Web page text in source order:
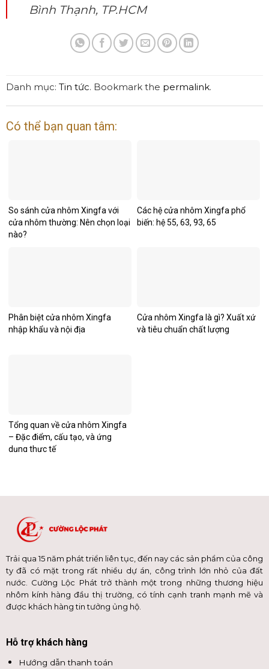
Bình Thạnh, TP.HCM
Danh mục: Tin tức. Bookmark the permalink.
Có thể bạn quan tâm:
So sánh cửa nhôm Xingfa với
cửa nhôm thường: Nên chọn loại
nào?
Các hệ cửa nhôm Xingfa phổ
biến: hệ 55, 63, 93, 65
Phân biệt cửa nhôm Xingfa
nhập khẩu và nội địa
Cửa nhôm Xingfa là gì? Xuất xứ
và tiêu chuẩn chất lượng
Tổng quan về cửa nhôm Xingfa
– Đặc điểm, cấu tạo, và ứng
dụng thực tế
Trải qua 15 năm phát triển liên tục, đến nay các sản phẩm của công
ty đã có mặt trong rất nhiều dự án, công trình lớn nhỏ của đất
nước. Cường Lộc Phát trở thành một trong những thương hiệu
nhôm kính hàng đầu thị trường, có tính cạnh tranh mạnh mẽ và
được khách hàng tin tưởng ủng hộ.
Hỗ trợ khách hàng
Hướng dẫn thanh toán